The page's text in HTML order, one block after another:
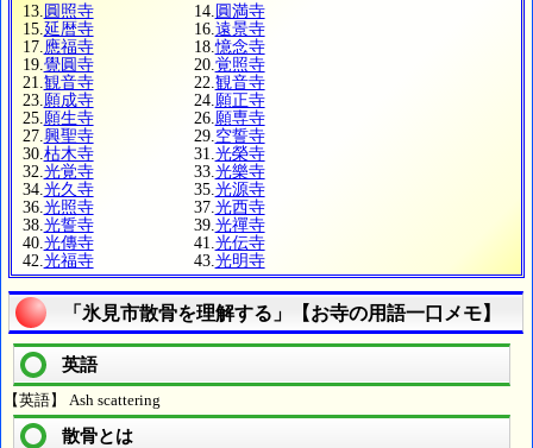
13. 圓照寺 14. 圓満寺
15. 延暦寺 16. 遠景寺
17. 應福寺 18.憶念寺
19. 覺圓寺 20. 覚照寺
21. 観音寺 22. 観音寺
23. 願成寺 24. 願正寺
25. 願生寺 26. 願専寺
27. 興聖寺 29. 空誓寺
30. 枯木寺 31. 光榮寺
32. 光覚寺 33. 光樂寺
34. 光久寺 35. 光源寺
36. 光照寺 37. 光西寺
38. 光誓寺 39. 光禪寺
40. 光傳寺 41. 光伝寺
42. 光福寺 43. 光明寺
「氷見市散骨を理解する」【お寺の用語一口メモ】
英語
【英語】 Ash scattering
散骨とは